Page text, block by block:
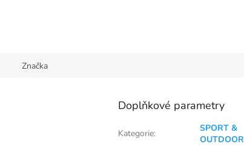
Značka
Doplňkové parametry
Kategorie:
SPORT &
OUTDOOR